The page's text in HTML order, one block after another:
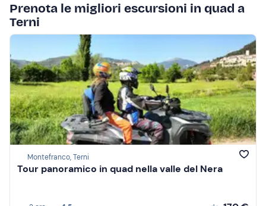
Prenota le migliori escursioni in quad a
Terni
Montefranco, Terni
Tour panoramico in quad nella valle del Nera